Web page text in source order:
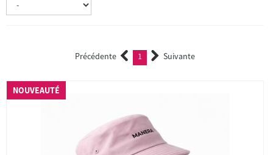
Précédente 1 (current)Suivante
NOUVEAUTÉ